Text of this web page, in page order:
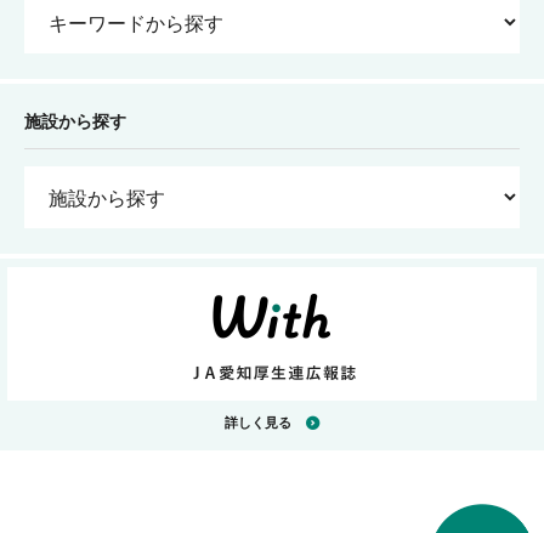
施設から探す
詳しく見る